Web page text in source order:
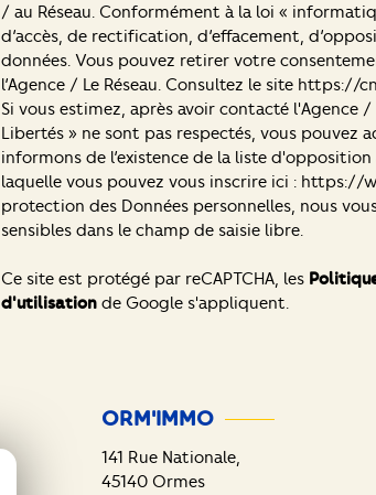
/ au Réseau. Conformément à la loi «
d’accès, de rectification, d’effacement,
données. Vous pouvez retirer votre
l’Agence / Le Réseau. Consultez le site https://
Si vous estimez, après avoir contacté l'Agence
Libertés » ne sont pas respectés, vous pouvez
informons de l’existence de la liste
laquelle vous pouvez vous inscrire ici : https://
protection des Données personnelles, nous
sensibles dans le champ de saisie libre.
Ce site est protégé par reCAPTCHA, les
d'utilisation de Google s'appliquent.
ORM'IMMO
141 Rue Nationale,
45140 Ormes